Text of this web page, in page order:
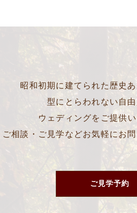
昭和初期に建てられた歴史
型にとらわれない自
ウェディングをご提供い
ご相談・ご見学などお気軽にお
ご見学予約